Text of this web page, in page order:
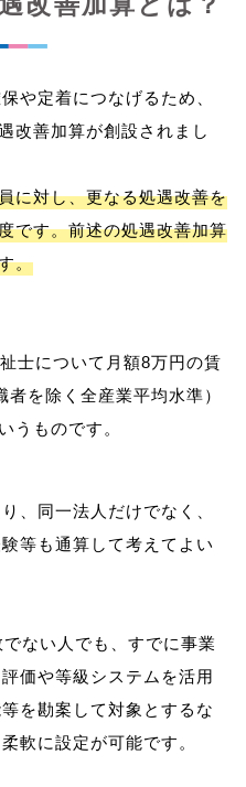
や定着につなげるため、
改善加算が創設されまし
に対し、更なる処遇改善を
です。前述の処遇改善加算
。
士について月額8万円の賃
者を除く全産業平均水準）
、同一法人だけでなく、
等も通算して考えてよい
ない人でも、すでに事業
価や等級システムを活用
を勘案して対象とするな
軟に設定が可能です。